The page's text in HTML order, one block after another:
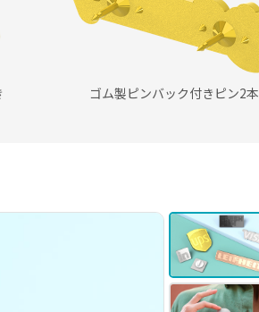
ゴム製ピンバック付きピン2本